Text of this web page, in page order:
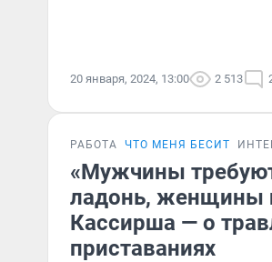
20 января, 2024, 13:00 2 513
РАБОТА ЧТО МЕНЯ БЕСИТ
«Мужчины
ладонь, женщины
Кассирша — о
приставаниях